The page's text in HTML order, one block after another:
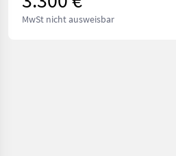
MwSt nicht ausweisbar